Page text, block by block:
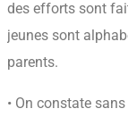
des efforts sont
jeunes sont
parents.
• On constate